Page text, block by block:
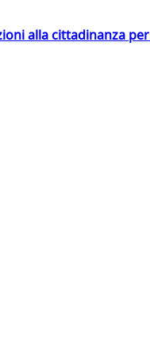
alla cittadinanza